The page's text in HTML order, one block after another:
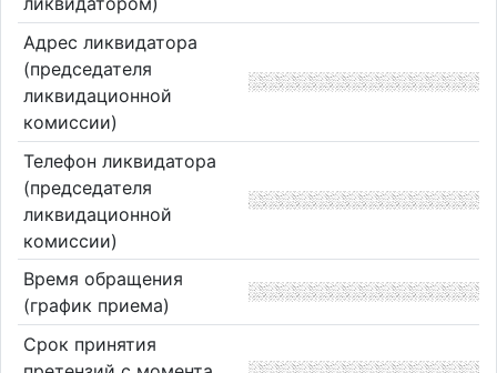
Адрес ликвидатора
(председателя
ликвидационной
комиссии)
Телефон ликвидатора
(председателя
ликвидационной
комиссии)
Время обращения
(график приема)
Срок принятия